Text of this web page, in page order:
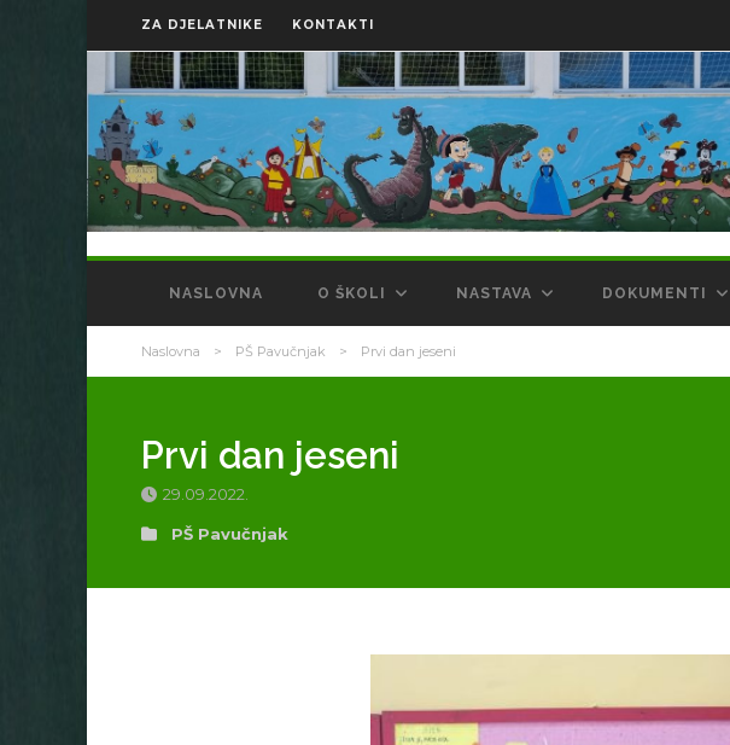
ZA DJELATNIKE KONTAKTI
NASLOVNA O ŠKOLI NASTAVA DOKUMENTI
Naslovna > PŠ Pavučnjak > Prvi dan jeseni
Prvi dan jeseni
29.09.2022.
PŠ Pavučnjak